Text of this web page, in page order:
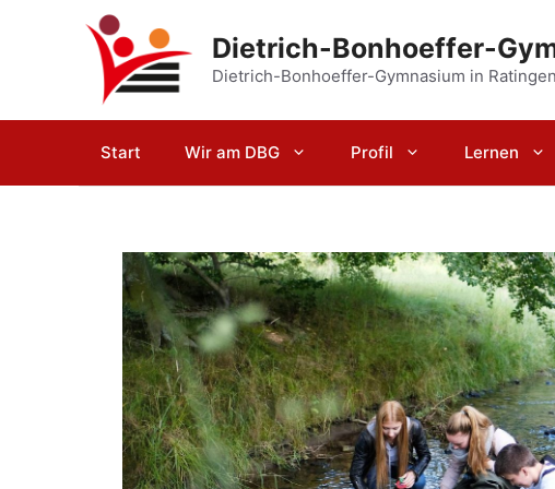
Dietrich-Bonhoeffer-
Dietrich-Bonhoeffer-Gymnasium in Ratingen
Start Wir am DBG Profil Lernen